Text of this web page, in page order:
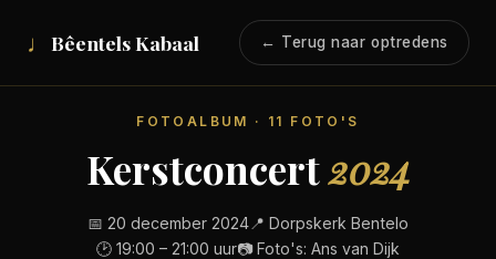
♩ Bêentels Kabaal ← Terug naar optredens
FOTOALBUM · 11 FOTO'S
Kerstconcert2024
📅 20 december 2024📍 Dorpskerk Bentelo
🕑 19:00 – 21:00 uur📷 Foto's: Ans van Dijk